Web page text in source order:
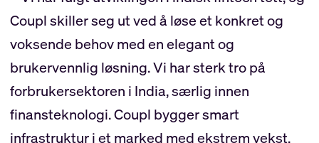
Coupl skiller seg ut ved å løse et konkret og
voksende behov med en elegant og
brukervennlig løsning. Vi har sterk tro på
forbrukersektoren i India, særlig innen
finansteknologi. Coupl bygger smart
infrastruktur i et marked med ekstrem vekst,